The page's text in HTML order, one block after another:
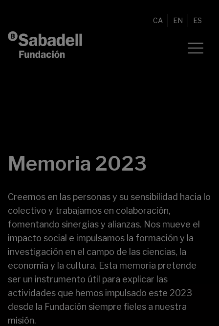
CA EN ES
Memoria 2023
Creemos en las personas y su sensibilidad hacia lo
colectivo y trabajamos en colaboración,
fomentando sinergias y alianzas. Nos mueve el
impacto social e impulsamos la formación y la
investigación en el campo de las ciencias, la
economía y la cultura. Esta memoria pretende
ser un instrumento útil para explicar las
actividades que hemos impulsado este 2023
desde la Fundación siempre fieles a nuestra
misión.